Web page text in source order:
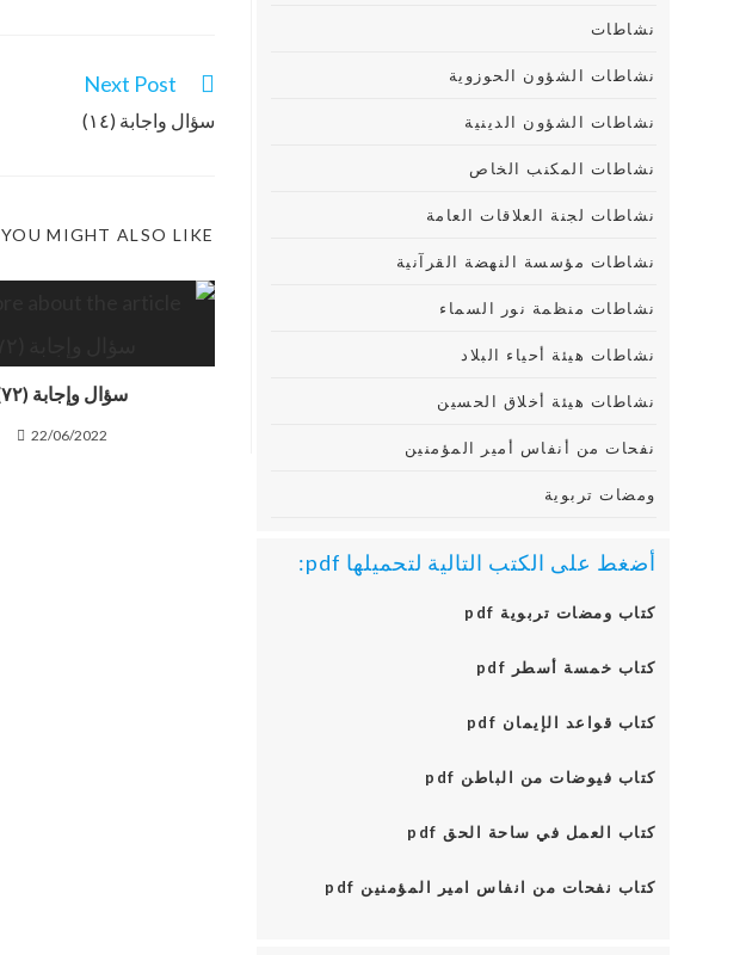
Next Post
سؤال واجابة (١٤)
YOU MIGHT ALSO LIKE
سؤال وإجابة (٧٢)
22/06/2022
نشاطات
نشاطات الشؤون الحوزوية
نشاطات الشؤون الدينية
نشاطات المكنب الخاص
نشاطات لجنة العلاقات العامة
نشاطات مؤسسة النهضة القرآنية
نشاطات منظمة نور السماء
نشاطات هيئة أحياء البلاد
نشاطات هيئة أخلاق الحسين
نفحات من أنفاس أمير المؤمنين
ومضات تربوية
أضغط على الكتب التالية لتحميلها pdf:
كتاب ومضات تربوية pdf
كتاب خمسة أسطر pdf
كتاب قواعد الإيمان pdf
كتاب فيوضات من الباطن pdf
كتاب العمل في ساحة الحق pdf
كتاب نفحات من انفاس امير المؤمنين pdf